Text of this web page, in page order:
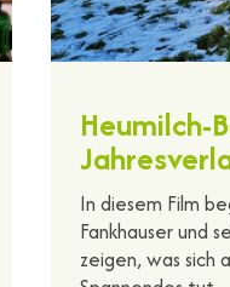
Heumilch-
In diesem Film
Fankhauser und
zeigen, was sich